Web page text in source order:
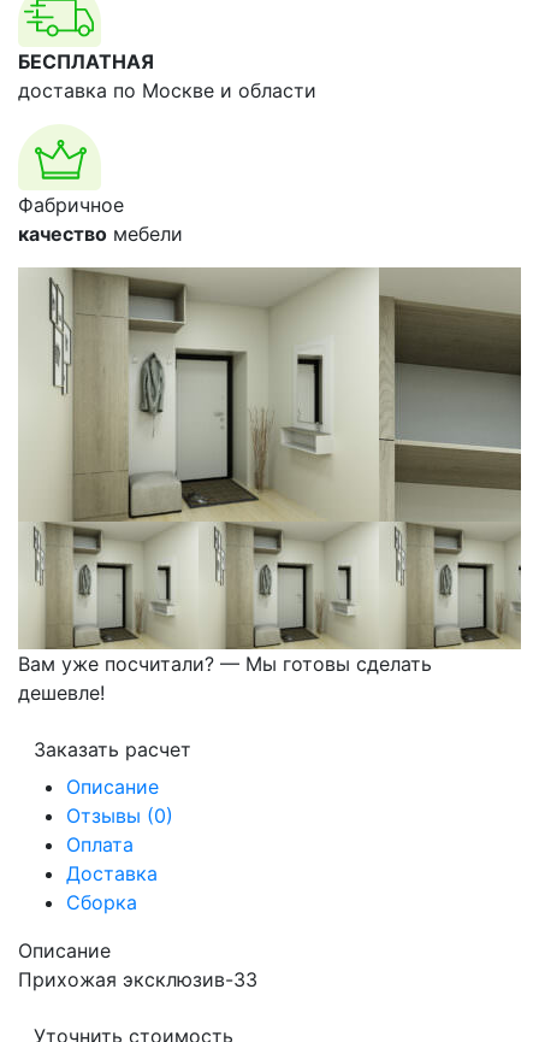
БЕСПЛАТНАЯ
доставка по Москве и области
Фабричное
качество мебели
Вам уже посчитали? — Мы готовы сделать
дешевле!
Заказать расчет
Описание
Отзывы (0)
Оплата
Доставка
Сборка
Описание
Прихожая эксклюзив-33
Уточнить стоимость